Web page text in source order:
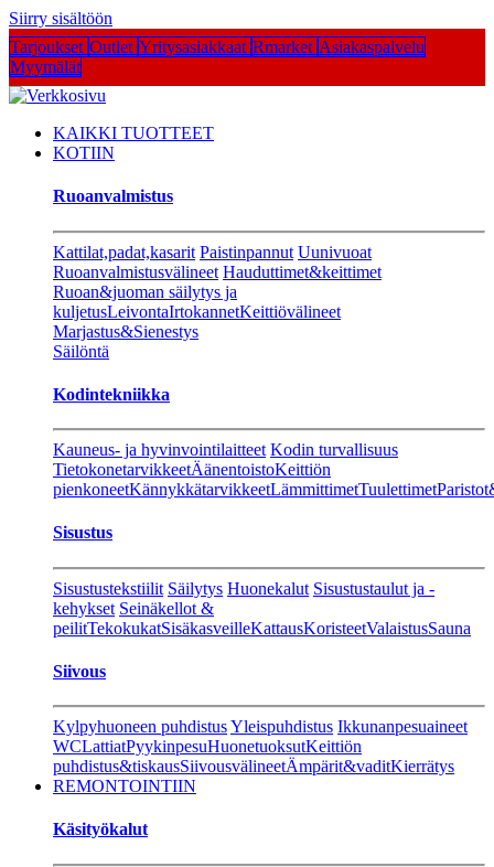
Siirry sisältöön
Tarjoukset Outlet Yritysasiakkaat Rmarket Asiakaspalvelu
Myymälät
KAIKKI TUOTTEET
KOTIIN
Ruoanvalmistus
Kattilat,padat,kasarit Paistinpannut Uunivuoat
Ruoanvalmistusvälineet Hauduttimet&keittimet
Ruoan&juoman säilytys ja
kuljetusLeivontaIrtokannetKeittiövälineet
Marjastus&Sienestys
Säilöntä
Kodintekniikka
Kauneus- ja hyvinvointilaitteet Kodin turvallisuus
TietokonetarvikkeetÄänentoistoKeittiön
pienkoneetKännykkätarvikkeetLämmittimetTuulettimet
Sisustus
Sisustustekstiilit Säilytys Huonekalut Sisustustaulut ja -
kehykset Seinäkellot &
peilitTekokukatSisäkasveilleKattausKoristeetValaistusSauna
Siivous
Kylpyhuoneen puhdistusYleispuhdistus Ikkunanpesuaineet
WCLattiatPyykinpesuHuonetuoksutKeittiön
puhdistus&tiskausSiivousvälineetÄmpärit&vaditKierrätys
REMONTOINTIIN
Käsityökalut